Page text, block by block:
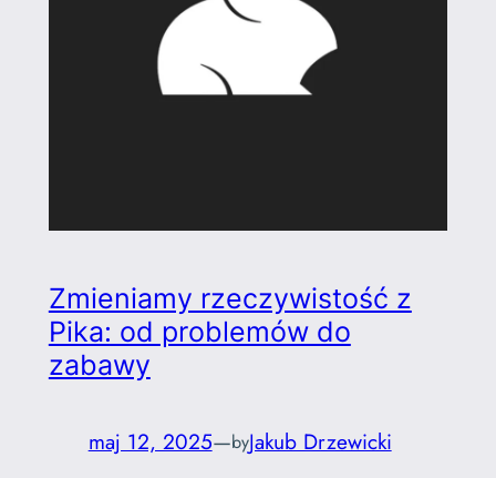
Zmieniamy rzeczywistość z
Pika: od problemów do
zabawy
maj 12, 2025—byJakub Drzewicki